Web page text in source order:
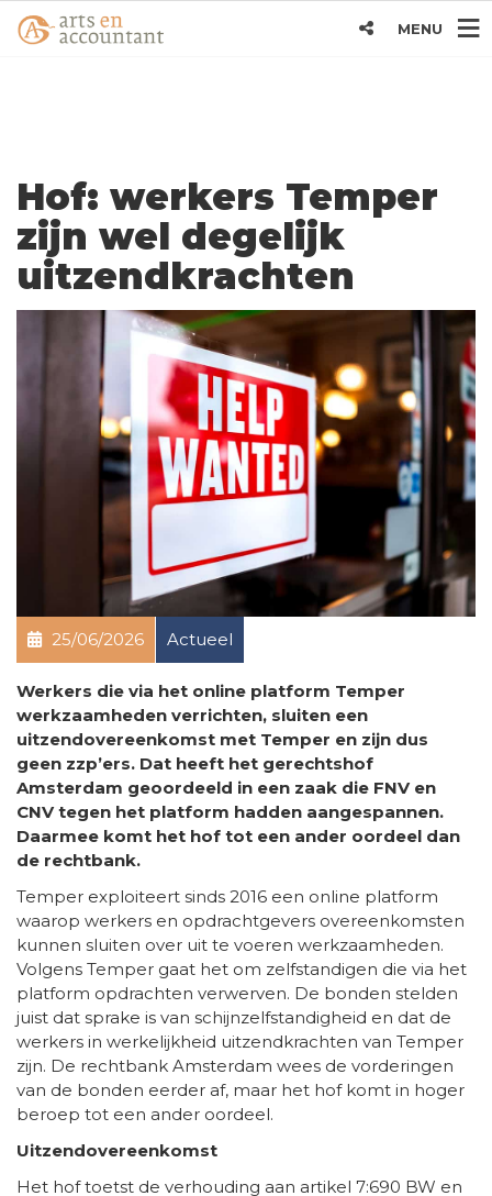
MENU
Hof: werkers Temper
zijn wel degelijk
uitzendkrachten
25/06/2026 Actueel
Werkers die via het online platform Temper
werkzaamheden verrichten, sluiten een
uitzendovereenkomst met Temper en zijn dus
geen zzp’ers. Dat heeft het gerechtshof
Amsterdam geoordeeld in een zaak die FNV en
CNV tegen het platform hadden aangespannen.
Daarmee komt het hof tot een ander oordeel dan
de rechtbank.
Temper exploiteert sinds 2016 een online platform
waarop werkers en opdrachtgevers overeenkomsten
kunnen sluiten over uit te voeren werkzaamheden.
Volgens Temper gaat het om zelfstandigen die via het
platform opdrachten verwerven. De bonden stelden
juist dat sprake is van schijnzelfstandigheid en dat de
werkers in werkelijkheid uitzendkrachten van Temper
zijn. De rechtbank Amsterdam wees de vorderingen
van de bonden eerder af, maar het hof komt in hoger
beroep tot een ander oordeel.
Uitzendovereenkomst
Het hof toetst de verhouding aan artikel 7:690 BW en